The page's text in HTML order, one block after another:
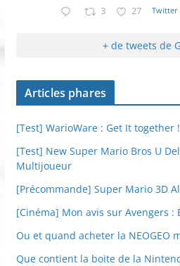
3 27 Twitter
+ de tweets de
Articles phares
[Test] WarioWare : Get It
[Test] New Super Mario Bros U
Multijoueur
[Précommande] Super Mario 3D
[Cinéma] Mon avis sur Avengers :
Ou et quand acheter la NEOGEO
Que contient la boite de la